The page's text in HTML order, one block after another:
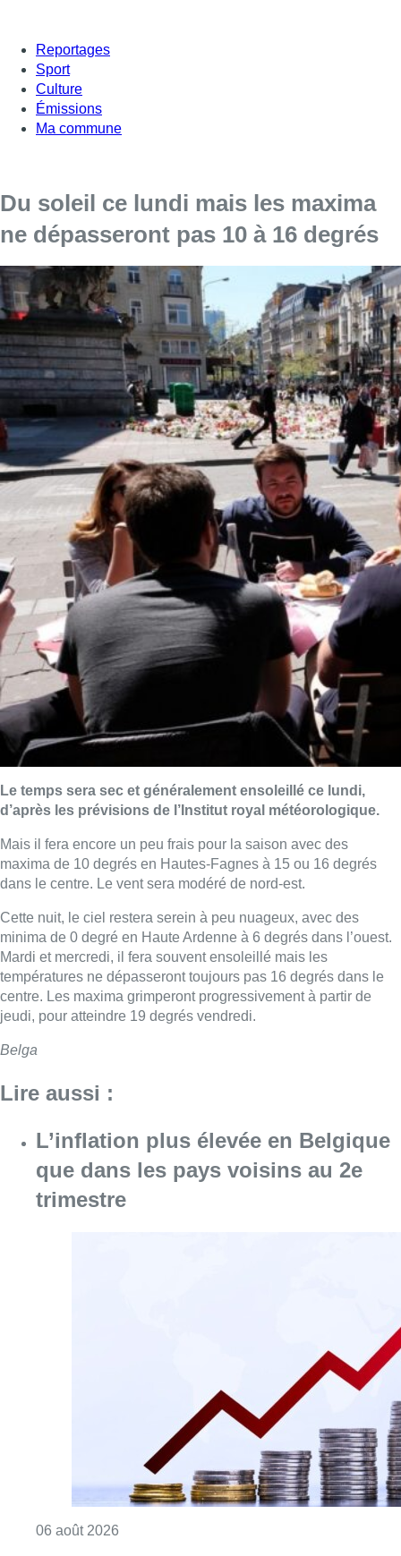
Reportages
Sport
Culture
Émissions
Ma commune
Du soleil ce lundi mais les maxima
ne dépasseront pas 10 à 16 degrés
Le temps sera sec et généralement ensoleillé ce lundi,
d’après les prévisions de l’Institut royal météorologique.
Mais il fera encore un peu frais pour la saison avec des
maxima de 10 degrés en Hautes-Fagnes à 15 ou 16 degrés
dans le centre. Le vent sera modéré de nord-est.
Cette nuit, le ciel restera serein à peu nuageux, avec des
minima de 0 degré en Haute Ardenne à 6 degrés dans l’ouest.
Mardi et mercredi, il fera souvent ensoleillé mais les
températures ne dépasseront toujours pas 16 degrés dans le
centre. Les maxima grimperont progressivement à partir de
jeudi, pour atteindre 19 degrés vendredi.
Belga
Lire aussi :
L’inflation plus élevée en Belgique
que dans les pays voisins au 2e
trimestre
06 août 2026